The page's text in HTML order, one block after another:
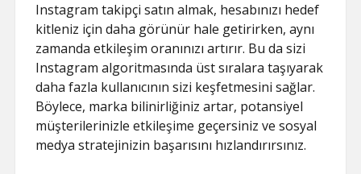
Instagram takipçi satın almak, hesabınızı hedef
kitleniz için daha görünür hale getirirken, aynı
zamanda etkileşim oranınızı artırır. Bu da sizi
Instagram algoritmasında üst sıralara taşıyarak
daha fazla kullanıcının sizi keşfetmesini sağlar.
Böylece, marka bilinirliğiniz artar, potansiyel
müşterilerinizle etkileşime geçersiniz ve sosyal
medya stratejinizin başarısını hızlandırırsınız.